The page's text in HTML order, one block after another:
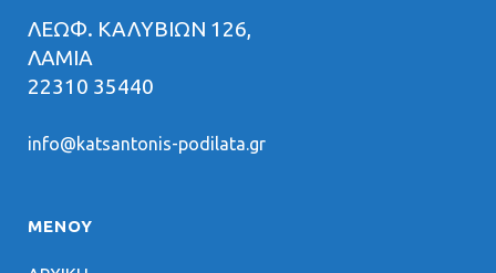
ΛΕΩΦ. ΚΑΛΥΒΙΩΝ 126,
ΛΑΜΙΑ
22310 35440
info@katsantonis-podilata.gr
ΜΕΝΟΥ